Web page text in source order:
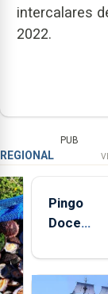
intercalares
2022.
PUB
REGIONAL
Pingo
Doce
quinta-
feira